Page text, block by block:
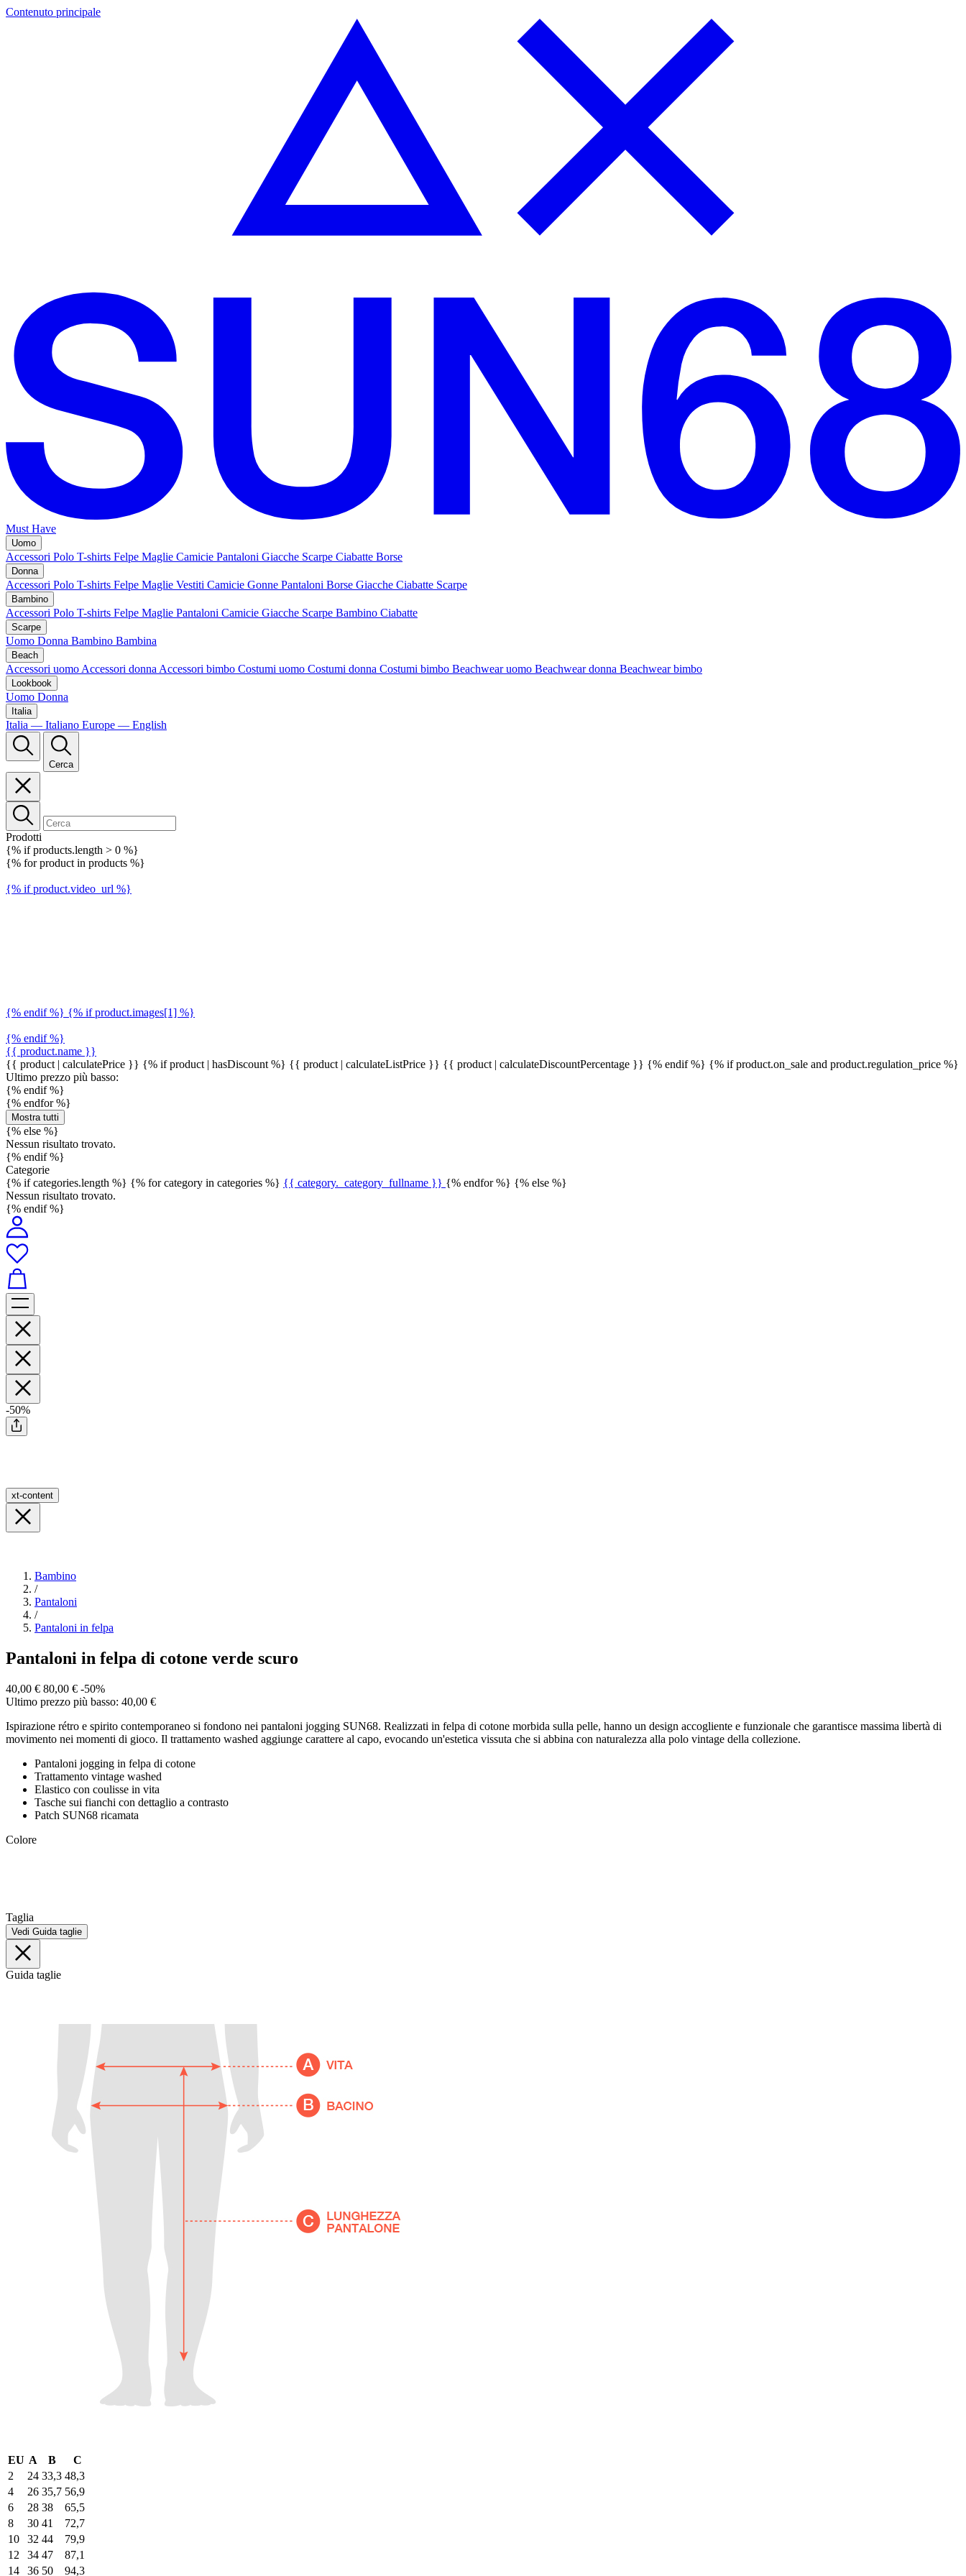
Contenuto principale
Must Have
Uomo
Accessori Polo T-shirts Felpe Maglie Camicie Pantaloni Giacche Scarpe Ciabatte Borse
Donna
Accessori Polo T-shirts Felpe Maglie Vestiti Camicie Gonne Pantaloni Borse Giacche Ciabatte Scarpe
Bambino
Accessori Polo T-shirts Felpe Maglie Pantaloni Camicie Giacche Scarpe Bambino Ciabatte
Scarpe
Uomo Donna Bambino Bambina
Beach
Accessori uomoAccessori donnaAccessori bimbo Costumi uomo Costumi donna Costumi bimbo Beachwear uomo Beachwear donna Beachwear bimbo
Lookbook
Uomo Donna
Italia
Italia — Italiano Europe — English
Cerca
Prodotti
{% if products.length > 0 %}
{% for product in products %}
{% if product.video_url %}
{% endif %} {% if product.images[1] %}
{% endif %}
{{ product.name }}
{{ product | calculatePrice }} {% if product | hasDiscount %} {{ product | calculateListPrice }} {{ product | calculateDiscountPercentage }} {% endif %} {% if product.on_sale and product.regulation_price %}
Ultimo prezzo più basso:
{% endif %}
{% endfor %}
Mostra tutti
{% else %}
Nessun risultato trovato.
{% endif %}
Categorie
{% if categories.length %} {% for category in categories %} {{ category._category_fullname }} {% endfor %} {% else %}
Nessun risultato trovato.
{% endif %}
-50%
xt-content
Bambino
/
Pantaloni
/
Pantaloni in felpa
Pantaloni in felpa di cotone verde scuro
40,00 € 80,00 € -50%
Ultimo prezzo più basso: 40,00 €
Ispirazione rétro e spirito contemporaneo si fondono nei pantaloni jogging SUN68. Realizzati in felpa di cotone morbida sulla pelle, hanno un design accogliente e funzionale che garantisce massima libertà di
movimento nei momenti di gioco. Il trattamento washed aggiunge carattere al capo, evocando un'estetica vissuta che si abbina con naturalezza alla polo vintage della collezione.
Pantaloni jogging in felpa di cotone
Trattamento vintage washed
Elastico con coulisse in vita
Tasche sui fianchi con dettaglio a contrasto
Patch SUN68 ricamata
Colore
Taglia
Vedi Guida taglie
Guida taglie
EU A B
C
2
24 33,3 48,3
4
26 35,7 56,9
6
28 38
65,5
8
30 41
72,7
10
32 44
79,9
12
34 47
87,1
14
36 50 94,3